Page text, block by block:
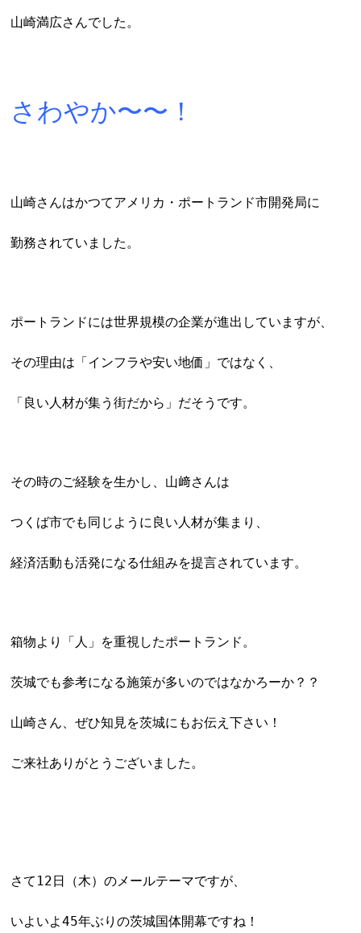
山崎満広さんでした。
さわやか〜〜！
山崎さんはかつてアメリカ・ポートランド市開発局に
勤務されていました。
ポートランドには世界規模の企業が進出していますが、
その理由は「インフラや安い地価」ではなく、
「良い人材が集う街だから」だそうです。
その時のご経験を生かし、山﨑さんは
つくば市でも同じように良い人材が集まり、
経済活動も活発になる仕組みを提言されています。
箱物より「人」を重視したポートランド。
茨城でも参考になる施策が多いのではなかろーか？？
山崎さん、ぜひ知見を茨城にもお伝え下さい！
ご来社ありがとうございました。
さて12日（木）のメールテーマですが、
いよいよ45年ぶりの茨城国体開幕ですね！